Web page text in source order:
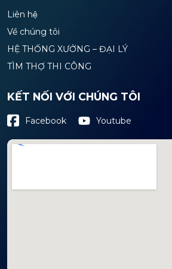
Liên hệ
Về chúng tôi
HỆ THỐNG XƯỞNG – ĐẠI LÝ
TÌM THỢ THI CÔNG
KẾT NỐI VỚI CHÚNG TÔI
Facebook Youtube